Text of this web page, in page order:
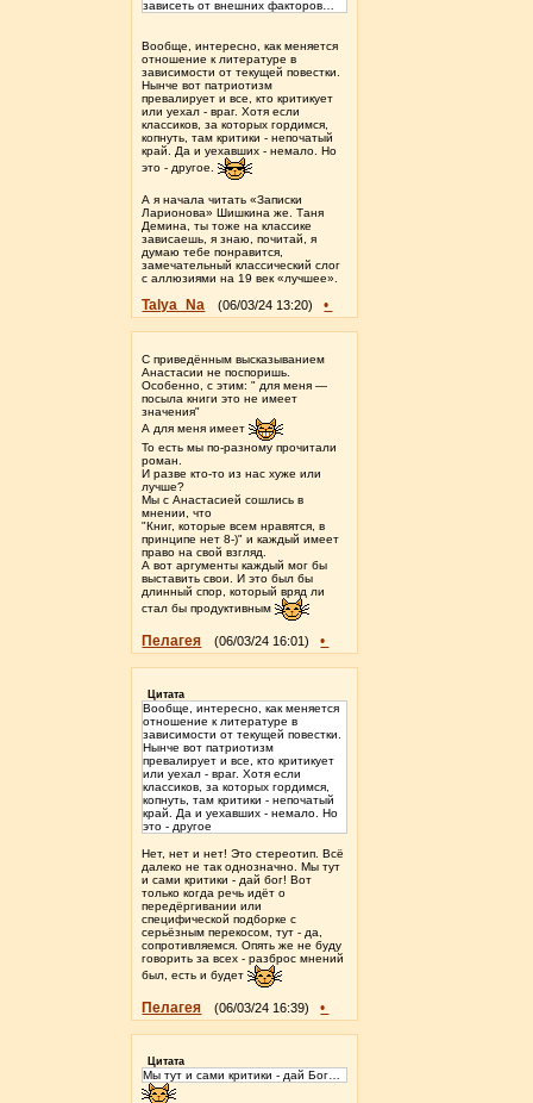
зависеть от внешних факторов…
Вообще, интересно, как меняется
отношение к литературе в
зависимости от текущей повестки.
Нынче вот патриотизм
превалирует и все, кто критикует
или уехал - враг. Хотя если
классиков, за которых гордимся,
копнуть, там критики - непочатый
край. Да и уехавших - немало. Но
это - другое.
А я начала читать «Записки
Ларионова» Шишкина же. Таня
Демина, ты тоже на классике
зависаешь, я знаю, почитай, я
думаю тебе понравится,
замечательный классический слог
с аллюзиями на 19 век «лучшее».
Talya_Na (06/03/24 13:20) •
С приведённым высказыванием
Анастасии не поспоришь.
Особенно, с этим: " для меня —
посыла книги это не имеет
значения"
А для меня имеет
То есть мы по-разному прочитали
роман.
И разве кто-то из нас хуже или
лучше?
Мы с Анастасией сошлись в
мнении, что
"Книг, которые всем нравятся, в
принципе нет 8-)" и каждый имеет
право на свой взгляд.
А вот аргументы каждый мог бы
выставить свои. И это был бы
длинный спор, который вряд ли
стал бы продуктивным
Пелагея (06/03/24 16:01) •
Цитата
Вообще, интересно, как меняется
отношение к литературе в
зависимости от текущей повестки.
Нынче вот патриотизм
превалирует и все, кто критикует
или уехал - враг. Хотя если
классиков, за которых гордимся,
копнуть, там критики - непочатый
край. Да и уехавших - немало. Но
это - другое
Нет, нет и нет! Это стереотип. Всё
далеко не так однозначно. Мы тут
и сами критики - дай бог! Вот
только когда речь идёт о
передёргивании или
специфической подборке с
серьёзным перекосом, тут - да,
сопротивляемся. Опять же не буду
говорить за всех - разброс мнений
был, есть и будет
Пелагея (06/03/24 16:39) •
Цитата
Мы тут и сами критики - дай Бог…